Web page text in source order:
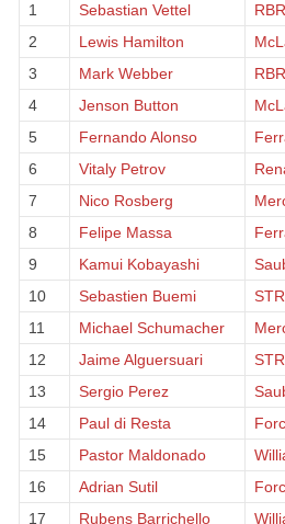
1
Sebastian Vettel
2
Lewis Hamilton
3
Mark Webber
4
Jenson Button
5
Fernando Alonso
6
Vitaly Petrov
7
Nico Rosberg
8
Felipe Massa
9
Kamui Kobayashi
10
Sebastien Buemi
11
Michael Schumacher
12
Jaime Alguersuari
13
Sergio Perez
14
Paul di Resta
15
Pastor Maldonado
16
Adrian Sutil
17
Rubens Barrichello